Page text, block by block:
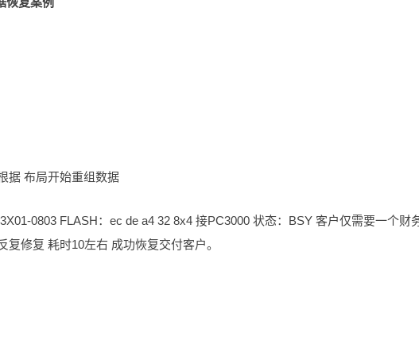
据 布局开始重组数据
0803 FLASH：ec de a4 32 8x4 接PC3000 状态：BSY 客户仅需要一个财
修复 耗时10左右 成功恢复交付客户。